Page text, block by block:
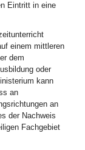
Eintritt in eine
einem mittleren
dem
oder
kann
an
an
der Nachweis
Fachgebiet